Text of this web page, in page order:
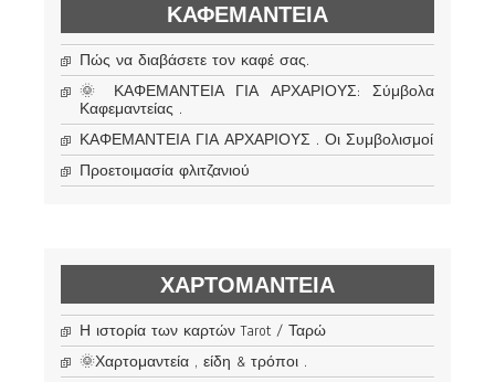
ΚΑΦΕΜΑΝΤΕΊΑ
Πώς να διαβάσετε τον καφέ σας.
🌞 ΚΑΦΕΜΑΝΤΕΙΑ ΓΙΑ ΑΡΧΑΡΙΟΥΣ: Σύμβολα
Καφεμαντείας .
ΚΑΦΕΜΑΝΤΕΙΑ ΓΙΑ ΑΡΧΑΡΙΟΥΣ . Οι Συμβολισμοί
Προετοιμασία φλιτζανιού
ΧΑΡΤΟΜΑΝΤΕΊΑ
Η ιστορία των καρτών Tarot / Ταρώ
🌞Χαρτομαντεία , είδη & τρόποι .